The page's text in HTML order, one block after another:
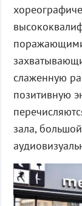
слаженную
позитивную
зала,